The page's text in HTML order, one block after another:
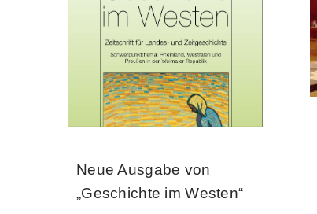
Neue Ausgabe von
„Geschichte im Westen“